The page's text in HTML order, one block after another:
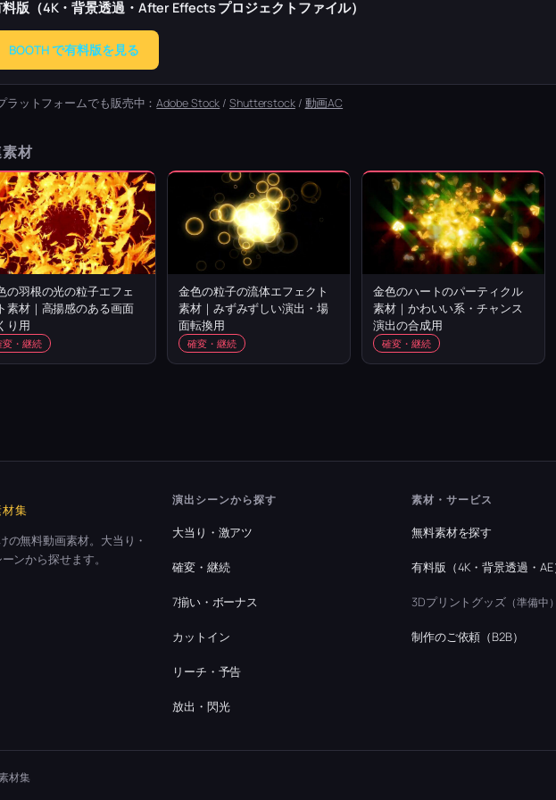
版（4K・背景透過・After Effects プロジェクトファイル）
BOOTH で有料版を見る
ラットフォームでも販売中：Adobe Stock /Shutterstock/ 動画AC
材
の羽根の光の粒子エフェ
素材｜高揚感のある画面
り用
変・継続
金色の粒子の流体エフェクト
素材｜みずみずしい演出・場
面転換用
確変・継続
金色のハートのパーティクル
素材｜かわいい系・チャンス
演出の合成用
確変・継続
集
の無料動画素材。大当り・
ンから探せます。
演出シーンから探す
大当り・激アツ
確変・継続
7揃い・ボーナス
カットイン
リーチ・予告
放出・閃光
素材・サービス
無料素材を探す
有料版（4K・背景透過・AE
3Dプリントグッズ （準備中
制作のご依頼（B2B）
材集